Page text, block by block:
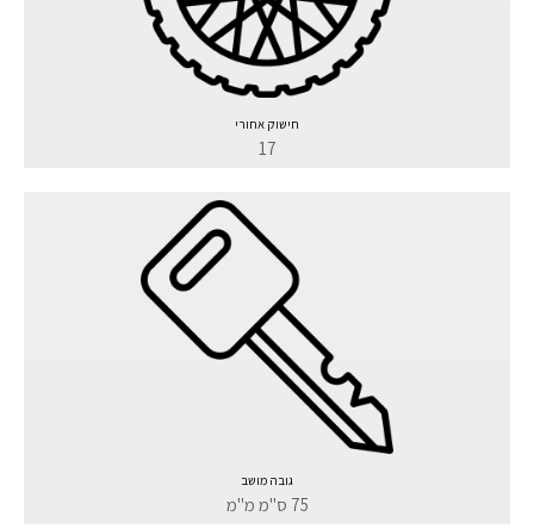
חישוק אחורי
17
גובה מושב
75 ס"מ מ"מ